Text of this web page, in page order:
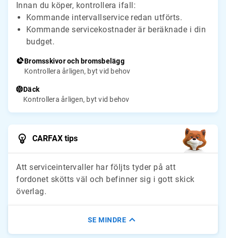
Innan du köper, kontrollera ifall:
Kommande intervallservice redan utförts.
Kommande servicekostnader är beräknade i din
budget.
Bromsskivor och bromsbelägg
Kontrollera årligen, byt vid behov
Däck
Kontrollera årligen, byt vid behov
CARFAX tips
Att serviceintervaller har följts tyder på att
fordonet skötts väl och befinner sig i gott skick
överlag.
SE MINDRE